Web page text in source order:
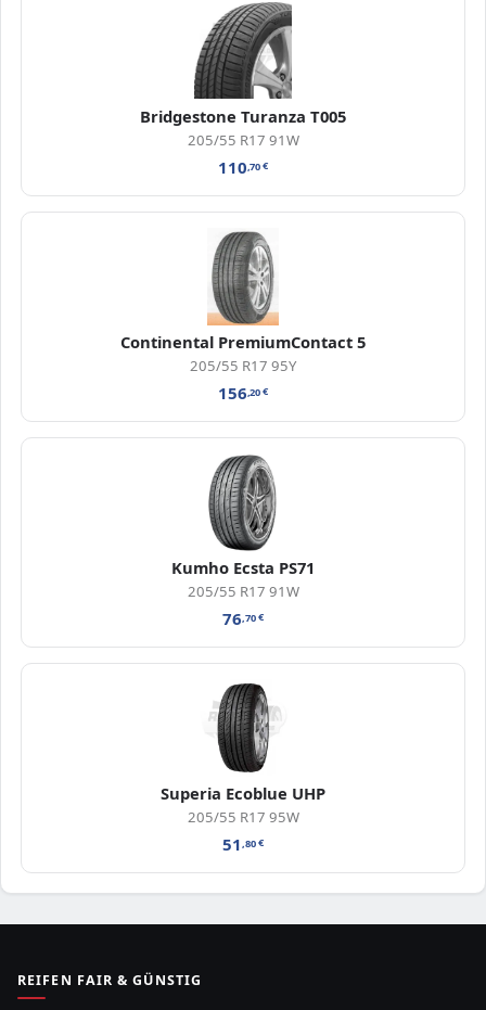
Bridgestone Turanza T005
205/55 R17 91W
110,70€
Continental PremiumContact 5
205/55 R17 95Y
156,20€
Kumho Ecsta PS71
205/55 R17 91W
76,70€
Superia Ecoblue UHP
205/55 R17 95W
51,80€
REIFEN FAIR & GÜNSTIG